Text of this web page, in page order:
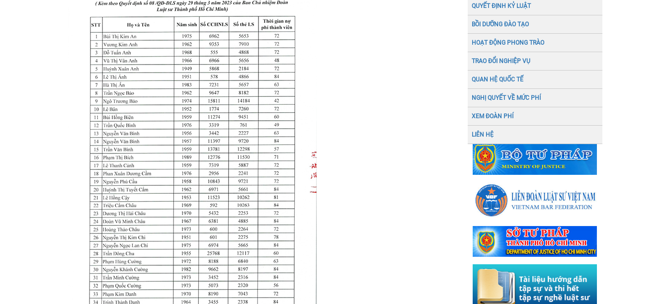
QUYẾT ĐỊNH KỶ LUẬT
BỒI DƯỠNG ĐÀO TẠO
HOẠT ĐỘNG PHONG TRÀO
TRAO ĐỔI NGHIỆP VỤ
QUAN HỆ QUỐC TẾ
NGHỊ QUYẾT VỀ MỨC PHÍ
XEM ĐOÀN PHÍ
LIÊN HỆ